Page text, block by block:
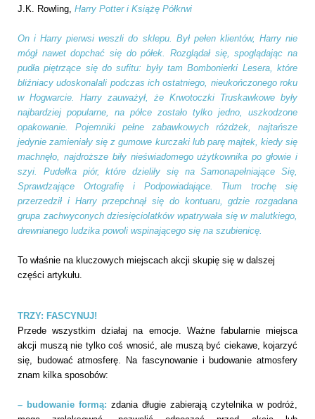
J.K. Rowling, Harry Potter i Książę Półkrwi
On i Harry pierwsi weszli do sklepu. Był pełen klientów, Harry nie
mógł nawet dopchać się do półek. Rozglądał się, spoglądając na
pudła piętrzące się do sufitu: były tam Bombonierki Lesera, które
bliźniacy udoskonalali podczas ich ostatniego, nieukończonego roku
w Hogwarcie. Harry zauważył, że Krwotoczki Truskawkowe były
najbardziej popularne, na półce zostało tylko jedno, uszkodzone
opakowanie. Pojemniki pełne zabawkowych różdżek, najtańsze
jedynie zamieniały się z gumowe kurczaki lub parę majtek, kiedy się
machnęło, najdroższe biły nieświadomego użytkownika po głowie i
szyi. Pudełka piór, które dzieliły się na Samonapełniające Się,
Sprawdzające Ortografię i Podpowiadające. Tłum trochę się
przerzedził i Harry przepchnął się do kontuaru, gdzie rozgadana
grupa zachwyconych dziesięciolatków wpatrywała się w malutkiego,
drewnianego ludzika powoli wspinającego się na szubienicę.
To właśnie na kluczowych miejscach akcji skupię się w dalszej
części artykułu.
TRZY: FASCYNUJ!
Przede wszystkim działaj na emocje. Ważne fabularnie miejsca
akcji muszą nie tylko coś wnosić, ale muszą być ciekawe, kojarzyć
się, budować atmosferę. Na fascynowanie i budowanie atmosfery
znam kilka sposobów:
– budowanie formą: zdania długie zabierają czytelnika w podróż,